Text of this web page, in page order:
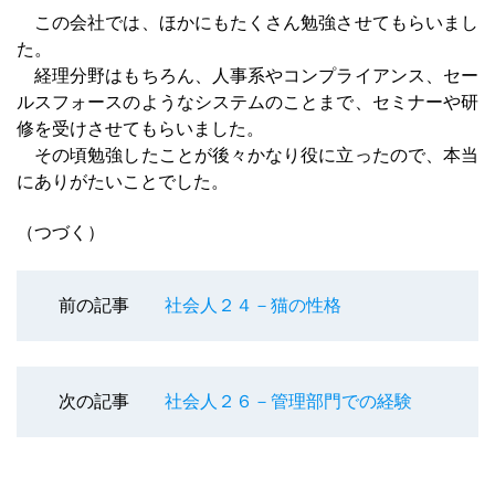
この会社では、ほかにもたくさん勉強させてもらいまし
た。
経理分野はもちろん、人事系やコンプライアンス、セー
ルスフォースのようなシステムのことまで、セミナーや研
修を受けさせてもらいました。
その頃勉強したことが後々かなり役に立ったので、本当
にありがたいことでした。
（つづく）
前の記事 社会人２４－猫の性格
次の記事 社会人２６－管理部門での経験